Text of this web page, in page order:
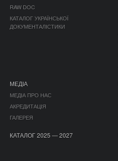
RAW DOC
КАТАЛОГ УКРАЇНСЬКОЇ
ДОКУМЕНТАЛІСТИКИ
МЕДІА
МЕДІА ПРО НАС
АКРЕДИТАЦІЯ
ГАЛЕРЕЯ
КАТАЛОГ 2025 — 2027